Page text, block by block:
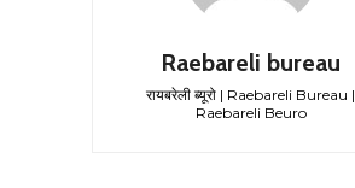
Raebareli bureau
रायबरेली ब्यूरो | Raebareli Bureau |
Raebareli Beuro